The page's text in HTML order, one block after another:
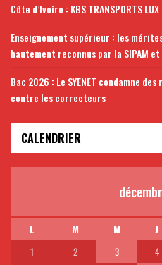
Côte d’Ivoire : KBS TRANSPORTS
Enseignement supérieur : les
hautement reconnus par la SIPAM et
Bac 2026 : Le SYENET condamne
contre les correcteurs
CALENDRIER
L M M J
1
2 3 4